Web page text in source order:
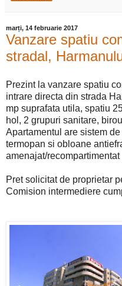
marți, 14 februarie 2017
Vanzare spatiu
stradal,
Prezint la vanzare spatiu
intrare directa din strada
mp suprafata utila, spatiu
hol, 2 grupuri sanitare,
Apartamentul are sistem
termopan si obloane
amenajat/
Pret solicitat de proprietar
Comision intermediere